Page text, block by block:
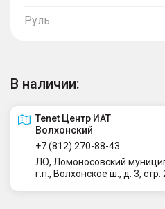
Руль
В наличии:
Tenet Центр ИАТ
Волхонский
+7 (812) 270-88-43
ЛО, Ломоносовский
г.п., Волхонское ш., д. 3, стр.